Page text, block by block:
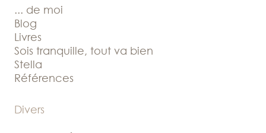
... de moi
Blog
Livres
Sois tranquille, tout va bien
Stella
Références
Divers